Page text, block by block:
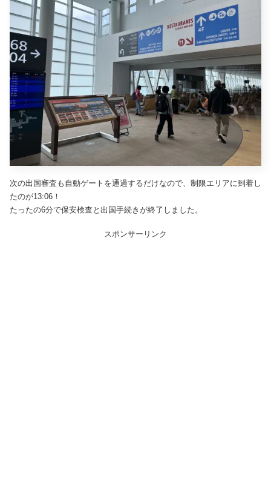
次の出国審査も自動ゲートを通過するだけなので、制限エリアに到着し
たのが13:06！
たったの6分で保安検査と出国手続きが終了しました。
スポンサーリンク